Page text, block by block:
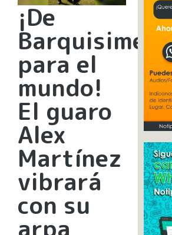
¡De
Barquisimeto
para el
mundo!
El guaro
Alex
Martínez
vibrará
con su